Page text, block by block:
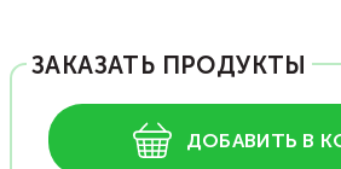
ЗАКАЗАТЬ ПРОДУКТЫ
ДОБАВИТЬ В